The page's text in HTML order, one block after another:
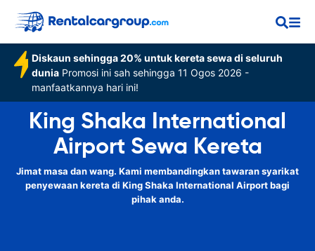
Diskaun sehingga 20% untuk kereta sewa di seluruh
dunia Promosi ini sah sehingga 11 Ogos 2026 -
manfaatkannya hari ini!
King Shaka International
Airport Sewa Kereta
Jimat masa dan wang. Kami membandingkan tawaran syarikat
penyewaan kereta di King Shaka International Airport bagi
pihak anda.